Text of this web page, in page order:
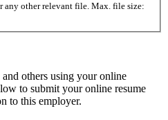
any other relevant file. Max. file size:
others using your online
to submit your online resume
to this employer.